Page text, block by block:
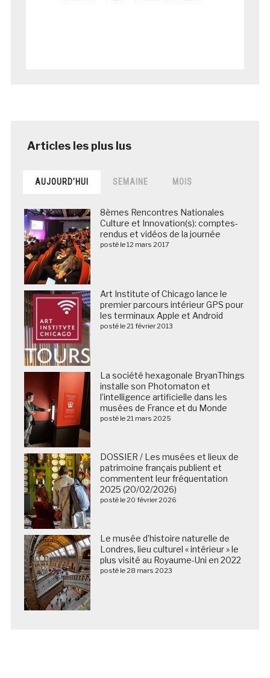
AUJOURD’HUI SEMAINE MOIS
8èmes Rencontres Nationales
Culture et Innovation(s): comptes-
rendus et vidéos de la journée
posté le 12 mars 2017
Art Institute of Chicago lance le
premier parcours intérieur GPS pour
les terminaux Apple et Android
posté le 21 février 2013
La société hexagonale BryanThings
installe son Photomaton et
l’intelligence artificielle dans les
musées de France et du Monde
posté le 21 mars 2025
DOSSIER / Les musées et lieux de
patrimoine français publient et
commentent leur fréquentation
2025 (20/02/2026)
posté le 20 février 2026
Le musée d’histoire naturelle de
Londres, lieu culturel « intérieur » le
plus visité au Royaume-Uni en 2022
posté le 28 mars 2023